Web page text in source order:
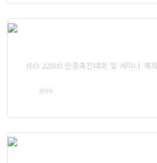
ISO 22000 인증촉진대회 및 세미나 개최
관리자